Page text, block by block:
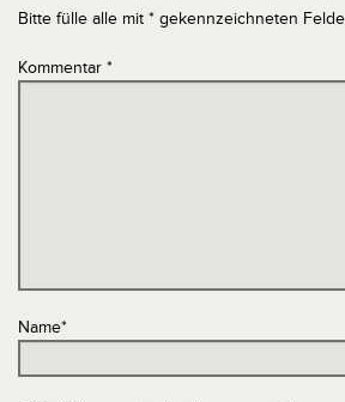
Bitte fülle alle mit * gekennzeichneten
Kommentar *
Name*